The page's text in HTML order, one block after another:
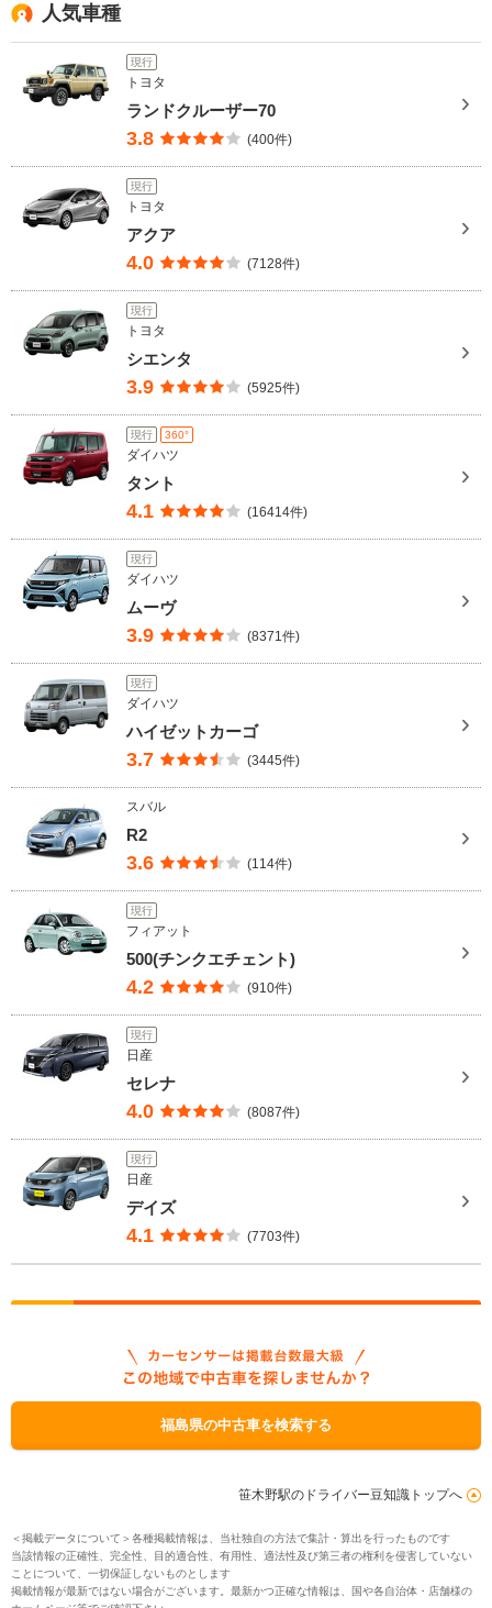
人気車種
現行
トヨタ
ランドクルーザー70
3.8 (400件)
現行
トヨタ
アクア
4.0 (7128件)
現行
トヨタ
シエンタ
3.9 (5925件)
現行 360°
ダイハツ
タント
4.1 (16414件)
現行
ダイハツ
ムーヴ
3.9 (8371件)
現行
ダイハツ
ハイゼットカーゴ
3.7 (3445件)
スバル
R2
3.6 (114件)
現行
フィアット
500(チンクエチェント)
4.2 (910件)
現行
日産
セレナ
4.0 (8087件)
現行
日産
デイズ
4.1 (7703件)
福島県の中古車を検索する
笹木野駅のドライバー豆知識トップへ
＜掲載データについて＞各種掲載情報は、当社独自の方法で集計・算出を行ったものです
当該情報の正確性、完全性、目的適合性、有用性、適法性及び第三者の権利を侵害していない
ことについて、一切保証しないものとします
掲載情報が最新ではない場合がございます。最新かつ正確な情報は、国や各自治体・店舗様の